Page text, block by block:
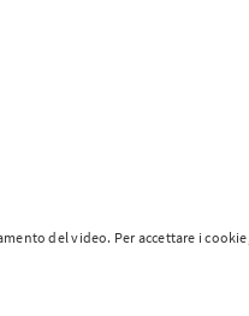
del video. Per accettare i